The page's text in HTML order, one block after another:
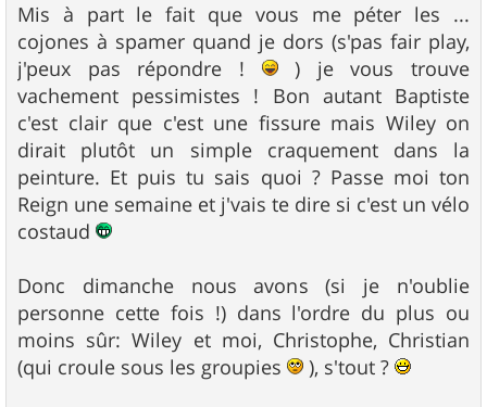
Mis à part le fait que vous me péter les ...
cojones à spamer quand je dors (s'pas fair play,
j'peux pas répondre !
) je vous trouve
vachement pessimistes ! Bon autant Baptiste
c'est clair que c'est une fissure mais Wiley on
dirait plutôt un simple craquement dans la
peinture. Et puis tu sais quoi ? Passe moi ton
Reign une semaine et j'vais te dire si c'est un vélo
costaud
Donc dimanche nous avons (si je n'oublie
personne cette fois !) dans l'ordre du plus ou
moins sûr: Wiley et moi, Christophe, Christian
(qui croule sous les groupies
), s'tout ?